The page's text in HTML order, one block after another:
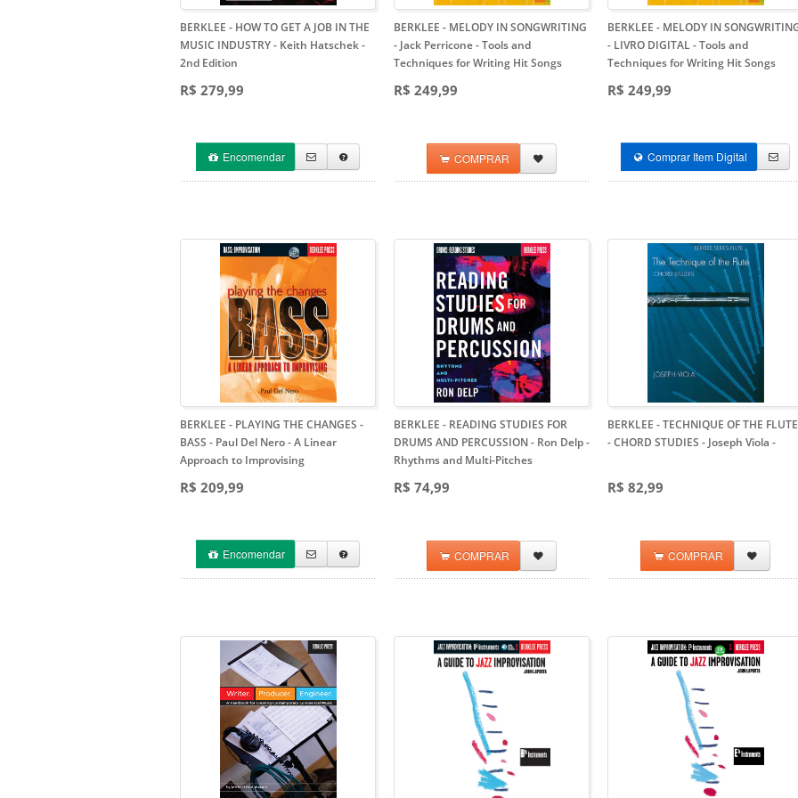
BERKLEE - HOW TO GET A JOB IN THE
MUSIC INDUSTRY - Keith Hatschek-
2nd Edition
R$ 279,99
Encomendar
BERKLEE - MELODY IN SONGWRITING
- Jack Perricone- Tools and
Techniques for Writing Hit Songs
R$ 249,99
COMPRAR
BERKLEE - MELODY IN
- LIVRO DIGITAL- Tools and
Techniques for Writing Hit Songs
R$ 249,99
Comprar Item Digital
BERKLEE - PLAYING THE CHANGES -
BASS - Paul Del Nero- A Linear
Approach to Improvising
R$ 209,99
Encomendar
BERKLEE - READING STUDIES FOR
DRUMS AND PERCUSSION - Ron Delp-
Rhythms and Multi-Pitches
R$ 74,99
COMPRAR
BERKLEE - TECHNIQUE OF THE FLUTE
- CHORD STUDIES - Joseph Viola -
R$ 82,99
COMPRAR